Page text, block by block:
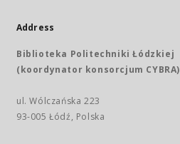
Address
Biblioteka Politechniki Łódzkiej
(koordynator konsorcjum CYBRA)
ul. Wólczańska 223
93-005 Łódź, Polska